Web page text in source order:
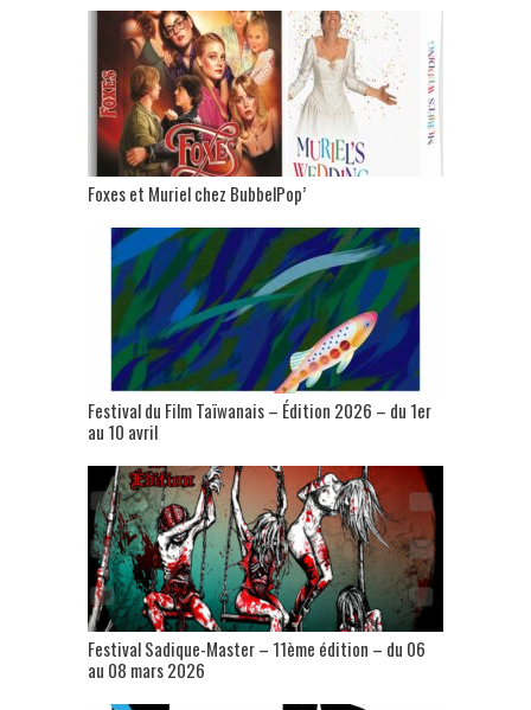
Foxes et Muriel chez BubbelPop’
Festival du Film Taïwanais – Édition 2026 – du 1er
au 10 avril
Festival Sadique-Master – 11ème édition – du 06
au 08 mars 2026